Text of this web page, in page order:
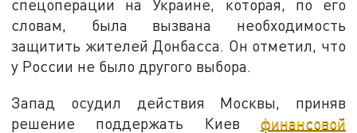
спецоперации на Украине, которая, по его
словам, была вызвана необходимость
защитить жителей Донбасса. Он отметил, что
у России не было другого выбора.
Запад осудил действия Москвы, приняв
решение поддержать Киев финансовой